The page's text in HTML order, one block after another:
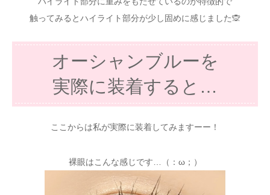
触ってみるとハイライト部分が少し固めに感じました🙊
オーシャンブルーを
実際に装着すると…
ここからは私が実際に装着してみますーー！
裸眼はこんな感じです…（：ω；）